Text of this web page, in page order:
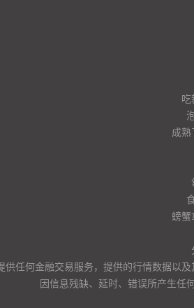
成
螃
供任何金融交易服务，提供的行情数据以
因信息残缺、延时、错误所产生任